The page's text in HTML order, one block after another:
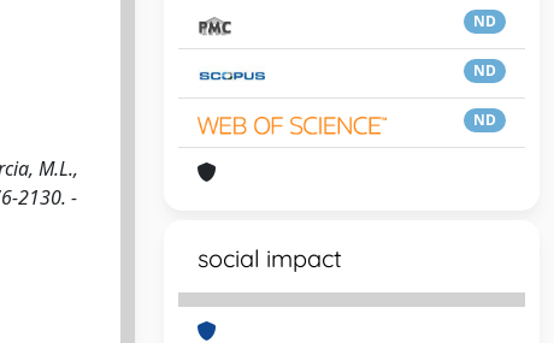
M.L.,
2130. -
ND
ND
ND
social impact